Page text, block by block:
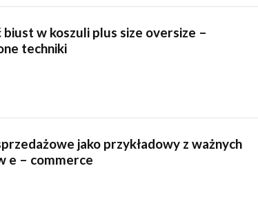
biust w koszuli plus size oversize –
techniki
jako przykładowy z ważnych
e – commerce